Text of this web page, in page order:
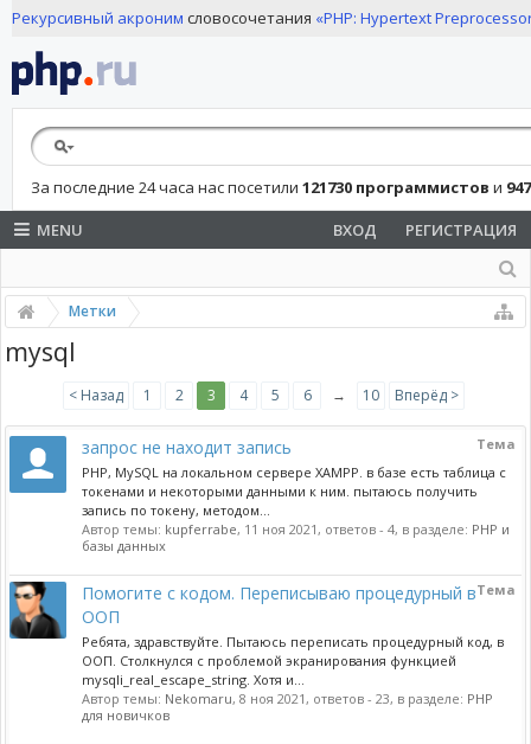
Рекурсивный акроним словосочетания «PHP: Hypertext
За последние 24 часа нас посетили 121730 программистов и
MENU
ВХОД РЕГИСТРАЦИЯ
Метки
mysql
< Назад 1 2 3 4 5 6 → 10 Вперёд >
Тема
запрос не находит запись
PHP, MySQL на локальном сервере XAMPP. в базе есть таблица с
токенами и некоторыми данными к ним. пытаюсь получить
запись по токену, методом...
Автор темы: kupferrabe, 11 ноя 2021, ответов - 4, в разделе: PHP и
базы данных
Тема
Помогите с кодом. Переписываю процедурный в
ООП
Ребята, здравствуйте. Пытаюсь переписать процедурный код, в
ООП. Столкнулся с проблемой экранирования функцией
mysqli_real_escape_string. Хотя и...
Автор темы: Nekomaru, 8 ноя 2021, ответов - 23, в разделе: PHP
для новичков